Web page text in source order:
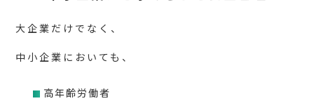
大企業だけでなく、
中小企業においても、
高年齢労働者